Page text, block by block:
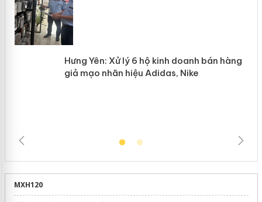
Hưng Yên: Xử lý 6 hộ kinh doanh bán
hàng giả mạo nhãn hiệu Adidas, Nike
MXH120